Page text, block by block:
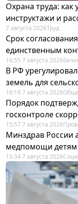
Охрана труда: как
инструктажи и
7 августа 2026Труд
Срок
единственным
16:55 7 августа 2026
В РФ
земель для
16:18 7 августа 2026
Порядок
госконтроле
15:57 7 августа 2026
Минздрав России
медпомощи
15:34 7 августа 2026